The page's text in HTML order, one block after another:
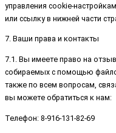
управления cookie-
или ссылку в нижней части
7. Ваши права и контакты
7.1. Вы имеете право на
собираемых с помощью
также по всем вопросам,
вы можете обратиться к нам:
Телефон: 8-916-131-82-69